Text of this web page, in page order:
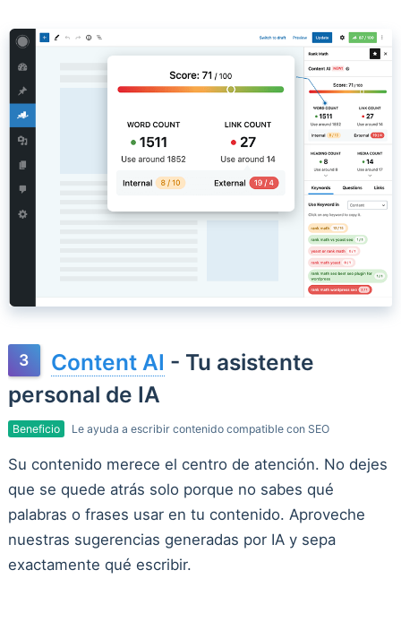
Content AI - Tu asistente
personal de IA
Beneficio Le ayuda a escribir contenido compatible con SEO
Su contenido merece el centro de atención. No dejes
que se quede atrás solo porque no sabes qué
palabras o frases usar en tu contenido. Aproveche
nuestras sugerencias generadas por IA y sepa
exactamente qué escribir.